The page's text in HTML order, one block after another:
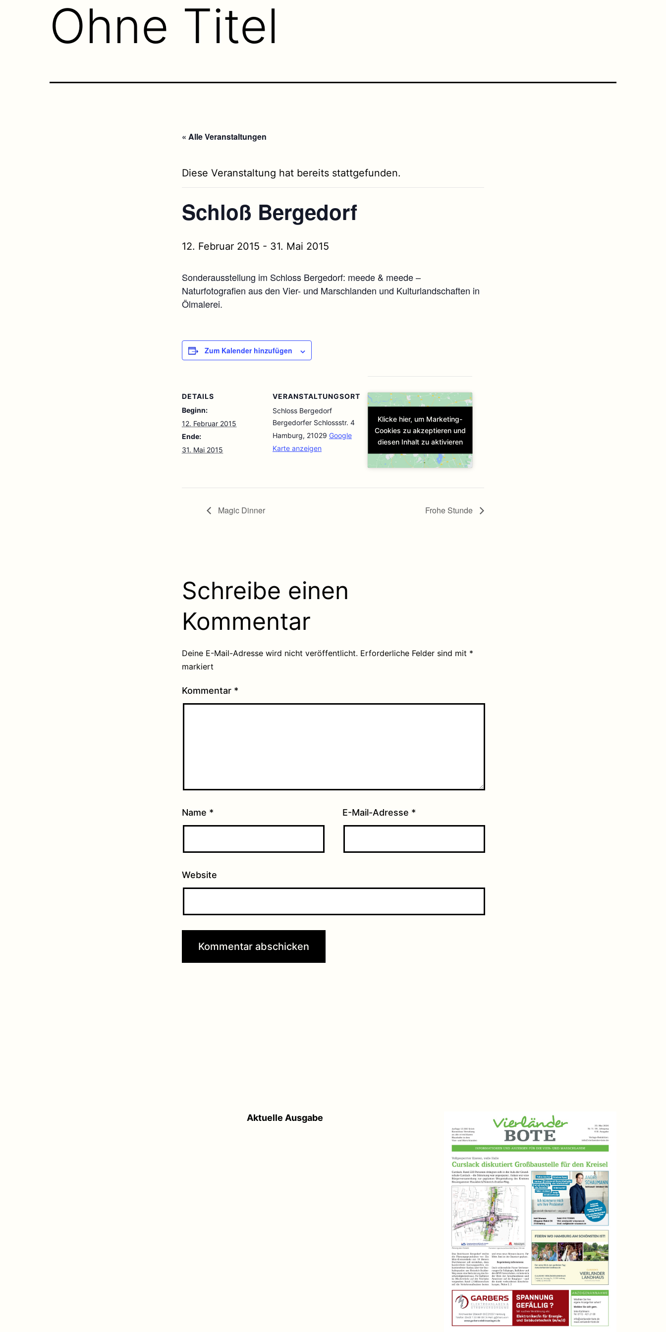
Ohne Titel
« Alle Veranstaltungen
Diese Veranstaltung hat bereits stattgefunden.
Schloß Bergedorf
12. Februar 2015 - 31. Mai 2015
Sonderausstellung im Schloss Bergedorf: meede & meede –
Naturfotografien aus den Vier- und Marschlanden und Kulturlandschaften in
Ölmalerei.
Zum Kalender hinzufügen
DETAILS
Beginn:
12. Februar 2015
Ende:
31. Mai 2015
VERANSTALTUNGSORT
Schloss Bergedorf
Bergedorfer Schlossstr. 4
Hamburg, 21029 Google
Karte anzeigen
Klicke hier, um Marketing-
Cookies zu akzeptieren und
diesen Inhalt zu aktivieren
Magic Dinner Frohe Stunde
Schreibe einen
Kommentar
Deine E-Mail-Adresse wird nicht veröffentlicht. Erforderliche Felder sind mit *
markiert
Kommentar *
Name * E-Mail-Adresse *
Website
Aktuelle Ausgabe